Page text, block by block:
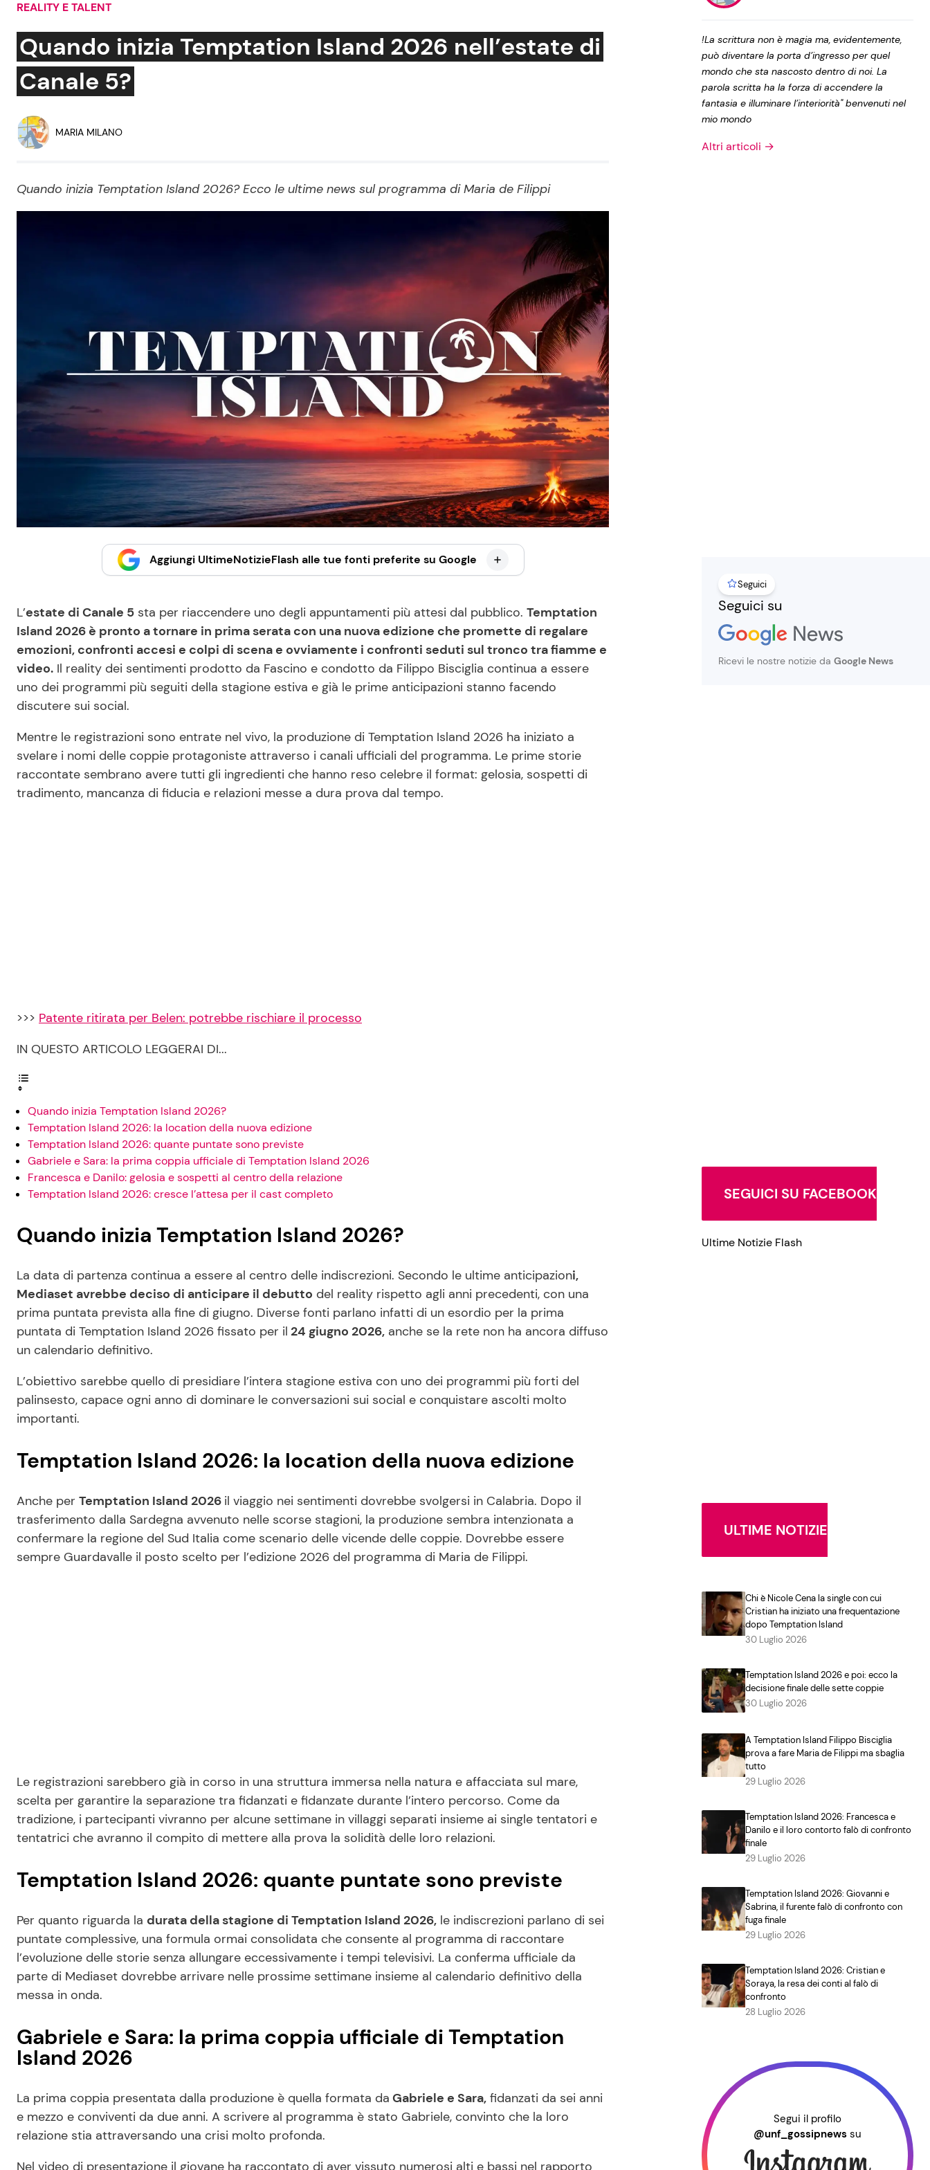
Social News
News dal mondo
Ricette Facili e Veloci
Ricette Feste
Ricette per Bambini
Privacy Policy
REALITY E TALENT
Quando inizia Temptation Island 2026 nell’estate di
Canale 5?
MARIA MILANO
Quando inizia Temptation Island 2026? Ecco le ultime news sul programma di Maria de Filippi
Aggiungi UltimeNotizieFlash alle tue fonti preferite su Google
L’estate di Canale 5 sta per riaccendere uno degli appuntamenti più attesi dal pubblico. Temptation
Island 2026 è pronto a tornare in prima serata con una nuova edizione che promette di regalare
emozioni, confronti accesi e colpi di scena e ovviamente i confronti seduti sul tronco tra fiamme e
video. Il reality dei sentimenti prodotto da Fascino e condotto da Filippo Bisciglia continua a essere
uno dei programmi più seguiti della stagione estiva e già le prime anticipazioni stanno facendo
discutere sui social.
Mentre le registrazioni sono entrate nel vivo, la produzione di Temptation Island 2026 ha iniziato a
svelare i nomi delle coppie protagoniste attraverso i canali ufficiali del programma. Le prime storie
raccontate sembrano avere tutti gli ingredienti che hanno reso celebre il format: gelosia, sospetti di
tradimento, mancanza di fiducia e relazioni messe a dura prova dal tempo.
>>> Patente ritirata per Belen: potrebbe rischiare il processo
IN QUESTO ARTICOLO LEGGERAI DI...
Quando inizia Temptation Island 2026?
Temptation Island 2026: la location della nuova edizione
Temptation Island 2026: quante puntate sono previste
Gabriele e Sara: la prima coppia ufficiale di Temptation Island 2026
Francesca e Danilo: gelosia e sospetti al centro della relazione
Temptation Island 2026: cresce l’attesa per il cast completo
Quando inizia Temptation Island 2026?
La data di partenza continua a essere al centro delle indiscrezioni. Secondo le ultime anticipazioni,
Mediaset avrebbe deciso di anticipare il debutto del reality rispetto agli anni precedenti, con una
prima puntata prevista alla fine di giugno. Diverse fonti parlano infatti di un esordio per la prima
puntata di Temptation Island 2026 fissato per il 24 giugno 2026, anche se la rete non ha ancora diffuso
un calendario definitivo.
L’obiettivo sarebbe quello di presidiare l’intera stagione estiva con uno dei programmi più forti del
palinsesto, capace ogni anno di dominare le conversazioni sui social e conquistare ascolti molto
importanti.
Temptation Island 2026: la location della nuova edizione
Anche per Temptation Island 2026 il viaggio nei sentimenti dovrebbe svolgersi in Calabria. Dopo il
trasferimento dalla Sardegna avvenuto nelle scorse stagioni, la produzione sembra intenzionata a
confermare la regione del Sud Italia come scenario delle vicende delle coppie. Dovrebbe essere
sempre Guardavalle il posto scelto per l’edizione 2026 del programma di Maria de Filippi.
Le registrazioni sarebbero già in corso in una struttura immersa nella natura e affacciata sul mare,
scelta per garantire la separazione tra fidanzati e fidanzate durante l’intero percorso. Come da
tradizione, i partecipanti vivranno per alcune settimane in villaggi separati insieme ai single tentatori e
tentatrici che avranno il compito di mettere alla prova la solidità delle loro relazioni.
Temptation Island 2026: quante puntate sono previste
Per quanto riguarda la durata della stagione di Temptation Island 2026, le indiscrezioni parlano di sei
puntate complessive, una formula ormai consolidata che consente al programma di raccontare
l’evoluzione delle storie senza allungare eccessivamente i tempi televisivi. La conferma ufficiale da
parte di Mediaset dovrebbe arrivare nelle prossime settimane insieme al calendario definitivo della
messa in onda.
Gabriele e Sara: la prima coppia ufficiale di Temptation
Island 2026
La prima coppia presentata dalla produzione è quella formata da Gabriele e Sara, fidanzati da sei anni
e mezzo e conviventi da due anni. A scrivere al programma è stato Gabriele, convinto che la loro
relazione stia attraversando una crisi molto profonda.
Nel video di presentazione il giovane ha raccontato di aver vissuto numerosi alti e bassi nel rapporto
!La scrittura non è magia ma, evidentemente,
può diventare la porta d’ingresso per quel
mondo che sta nascosto dentro di noi. La
parola scritta ha la forza di accendere la
fantasia e illuminare l’interiorità" benvenuti nel
mio mondo
Altri articoli →
Seguici
Seguici su
Ricevi le nostre notizie da Google News
SEGUICI SU FACEBOOK
Ultime Notizie Flash
ULTIME NOTIZIE
Chi è Nicole Cena la single con cui
Cristian ha iniziato una frequentazione
dopo Temptation Island
30 Luglio 2026
Temptation Island 2026 e poi: ecco la
decisione finale delle sette coppie
30 Luglio 2026
A Temptation Island Filippo Bisciglia
prova a fare Maria de Filippi ma sbaglia
tutto
29 Luglio 2026
Temptation Island 2026: Francesca e
Danilo e il loro contorto falò di confronto
finale
29 Luglio 2026
Temptation Island 2026: Giovanni e
Sabrina, il furente falò di confronto con
fuga finale
29 Luglio 2026
Temptation Island 2026: Cristian e
Soraya, la resa dei conti al falò di
confronto
28 Luglio 2026
Segui il profilo
@unf_gossipnews su